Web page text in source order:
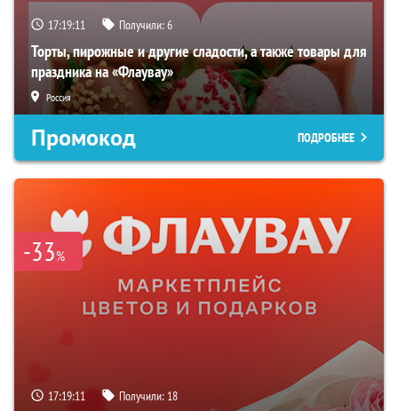
17:19:10 Получили:6
Торты, пирожные и другие сладости, а также товары для
праздника на «Флаувау»
Россия
Промокод ПОДРОБНЕЕ
-33%
17:19:10 Получили: 18